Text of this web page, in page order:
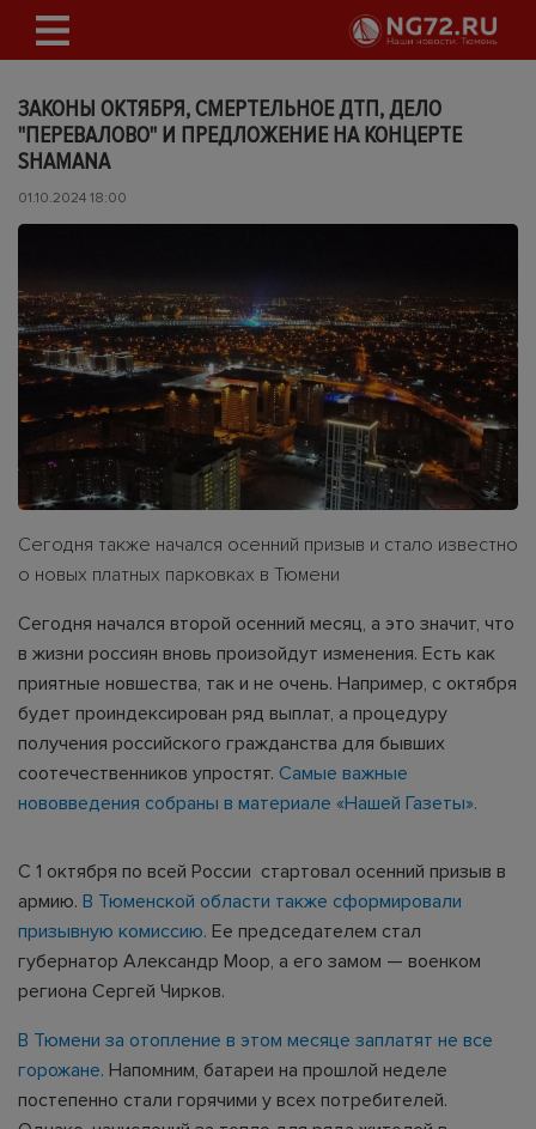
ЗАКОНЫ ОКТЯБРЯ, СМЕРТЕЛЬНОЕ ДТП, ДЕЛО
"ПЕРЕВАЛОВО" И ПРЕДЛОЖЕНИЕ НА КОНЦЕРТЕ
SHAMANА
01.10.2024 18:00
Сегодня также начался осенний призыв и стало известно
о новых платных парковках в Тюмени
Сегодня начался второй осенний месяц, а это значит, что
в жизни россиян вновь произойдут изменения. Есть как
приятные новшества, так и не очень. Например, с октября
будет проиндексирован ряд выплат, а процедуру
получения российского гражданства для бывших
соотечественников упростят. Самые важные
нововведения собраны в материале «Нашей Газеты».
С 1 октября по всей России стартовал осенний призыв в
армию. В Тюменской области также сформировали
призывную комиссию. Ее председателем стал
губернатор Александр Моор, а его замом — военком
региона Сергей Чирков.
В Тюмени за отопление в этом месяце заплатят не все
горожане. Напомним, батареи на прошлой неделе
постепенно стали горячими у всех потребителей.